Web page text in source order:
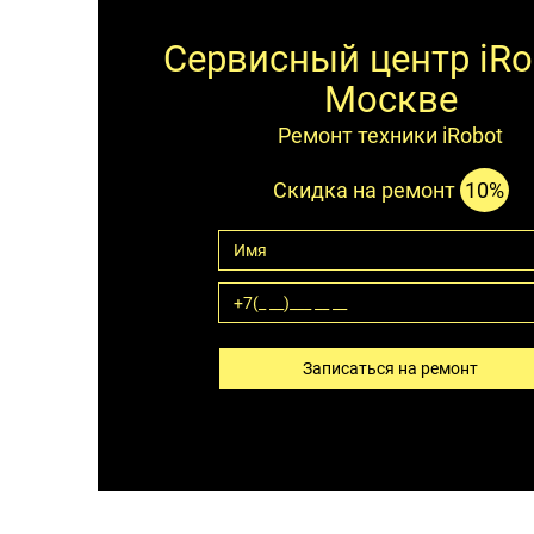
Сервисный центр
Москве
Ремонт техники iRobot
Скидка на ремонт 10%
Записаться на ремонт